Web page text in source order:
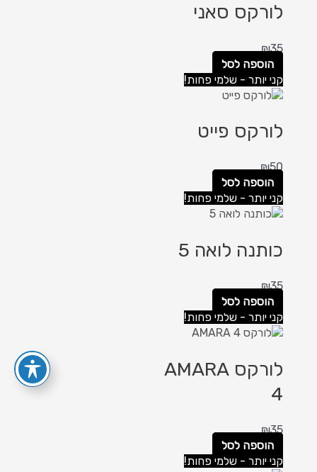
לורקס סאני
₪35
הוספה לסל
קני יותר - שלמי פחות!
לורקס פייט
₪50
הוספה לסל
קני יותר - שלמי פחות!
כותנה לואה 5
₪35
הוספה לסל
קני יותר - שלמי פחות!
לורקס AMARA
4
₪35
הוספה לסל
קני יותר - שלמי פחות!